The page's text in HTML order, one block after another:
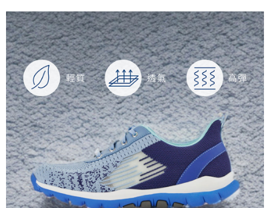
１．於結帳方式選擇「AFTEE先享後付」後，將跳轉至「AFTEE先享後付」
結帳頁面，進行簡訊認證並確認金額後，即可完成結帳。
２．訂單成立數日內，您將收到繳費通知簡訊。
３．收到繳費通知簡訊後14天內，點擊此簡訊中的連結，可透過四大超商／
ATM／網路銀行／等多元方式進行付款，方視為交易完成。
※ 請注意：結帳手續完成當下不需立刻繳費，但若您需要取消訂單，請聯絡
購買商品的店家。未經商家同意取消之訂單仍視為有效，需透過AFTEE先享
後付繳納相關費用。
※ 交易是否成功請以「AFTEE先享後付 」之結帳頁面顯示為準，若有關於
是否繳費成功／繳費後需取消欲退款等相關疑問，請聯繫「AFTEE先享後付
客戶支援中心」https://netprotections.freshdesk.com/support/home
【注意事項】
１．透過由恩沛科技股份有限公司提供之「AFTEE先享後付」服務完成之交
易，需依本服務之必要範圍內提供個人資料，並將交易相關給付款項請求債
權轉讓予恩沛科技股份有限公司。
２．關於個人資料處理事宜，請瀏覽以下網址：
https://aftee.tw/terms/#terms3
全家取貨付款
每筆NT$60，滿NT$1,000(含以上)免運費
7-11取貨付款
每筆NT$60，滿NT$1,000(含以上)免運費
宅配
每筆NT$90，滿NT$1,000(含以上)免運費
貨到付款
每筆NT$60，滿NT$1,000(含以上)免運費
國家/地區配送 查看運費